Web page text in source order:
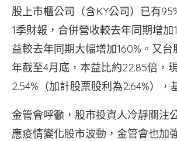
股上市櫃公司（含KY公司）已有
1季財報，合併營收較去年同期增加
益較去年同期大幅增加160%。又台
年截至4月底，本益比約22.85倍，
2.54%（加計股票股利為2.64%），
金管會呼籲，股市投資人冷靜關注
應疫情變化股市波動，金管會也加